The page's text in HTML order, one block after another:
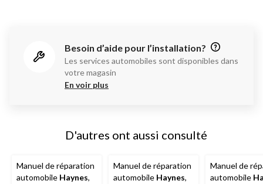
Besoin d’aide pour l’installation?
Les services automobiles sont disponibles dans
votre magasin
En voir plus
D'autres ont aussi consulté
Manuel de réparation
automobile Haynes,
Manuel de réparation
automobile Haynes,
Manuel de
automobile